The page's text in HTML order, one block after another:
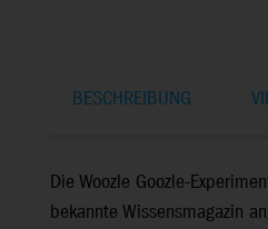
BESCHREIBUNG
Die Woozle Goozle-
bekannte Wissensmagazin